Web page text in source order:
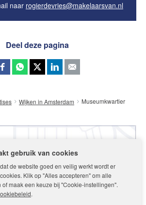
naar rogierdevries@makelaarsvan.nl
Deel deze pagina
Wijken in Amsterdam Museumkwartier
gebruik van cookies
de website goed en veilig werkt wordt er
Klik op "Alles accepteren" om alle
maak een keuze bij "Cookie-instellingen".
.